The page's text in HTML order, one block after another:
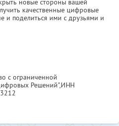
новые стороны вашей
качественные цифровые
и поделиться ими с друзьями и
с ограниченной
Решений",ИНН